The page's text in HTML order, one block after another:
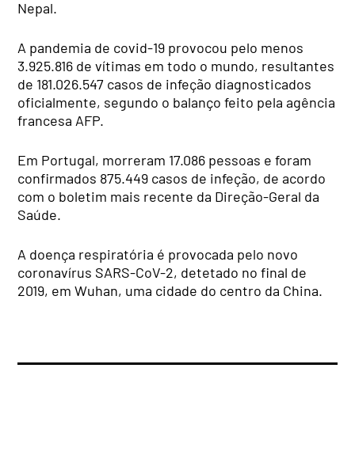
Nepal.
A pandemia de covid-19 provocou pelo menos
3.925.816 de vítimas em todo o mundo, resultantes
de 181.026.547 casos de infeção diagnosticados
oficialmente, segundo o balanço feito pela agência
francesa AFP.
Em Portugal, morreram 17.086 pessoas e foram
confirmados 875.449 casos de infeção, de acordo
com o boletim mais recente da Direção-Geral da
Saúde.
A doença respiratória é provocada pelo novo
coronavírus SARS-CoV-2, detetado no final de
2019, em Wuhan, uma cidade do centro da China.